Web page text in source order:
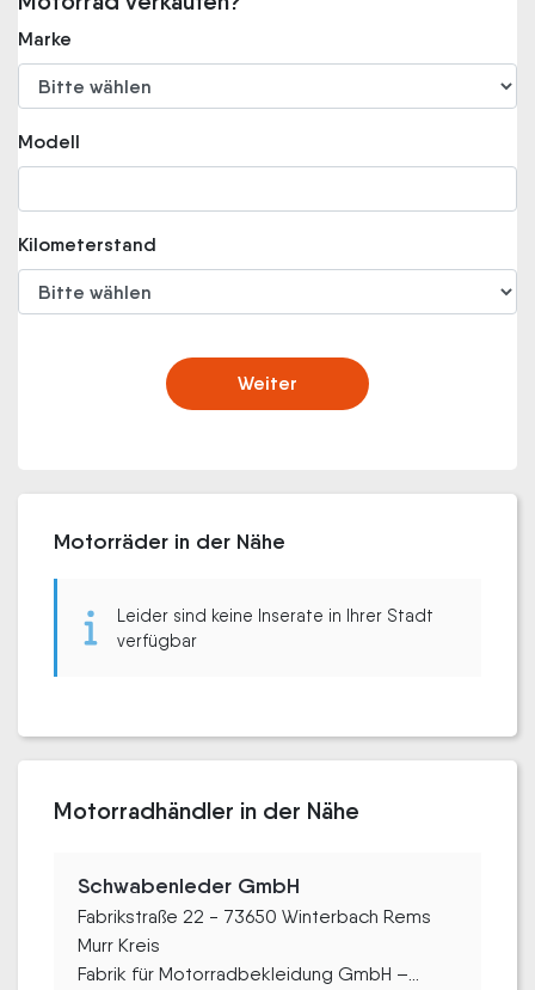
Marke
Modell
Kilometerstand
Weiter
Motorräder in der Nähe
Leider sind keine Inserate in Ihrer Stadt
verfügbar
Motorradhändler in der Nähe
Schwabenleder GmbH
Fabrikstraße 22 - 73650 Winterbach Rems
Murr Kreis
Fabrik für Motorradbekleidung GmbH –...